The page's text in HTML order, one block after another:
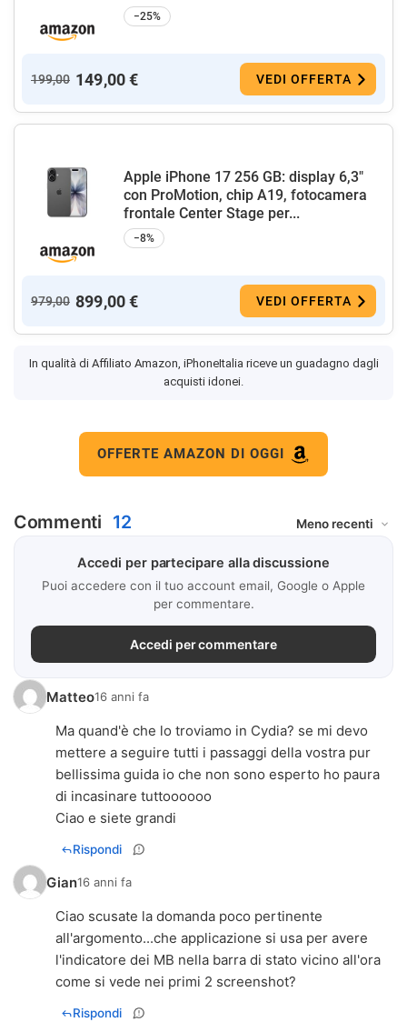
−25%
199,00 149,00 € VEDI OFFERTA
Apple iPhone 17 256 GB: display 6,3"
con ProMotion, chip A19, fotocamera
frontale Center Stage per...
−8%
979,00 899,00 € VEDI OFFERTA
In qualità di Affiliato Amazon, iPhoneItalia riceve un guadagno dagli
acquisti idonei.
OFFERTE AMAZON DI OGGI
Commenti 12
Accedi per partecipare alla discussione
Puoi accedere con il tuo account email, Google o Apple
per commentare.
Accedi per commentare
Matteo16 anni fa
Ma quand'è che lo troviamo in Cydia? se mi devo
mettere a seguire tutti i passaggi della vostra pur
bellissima guida io che non sono esperto ho paura
di incasinare tuttoooooo
Ciao e siete grandi
Rispondi
Gian16 anni fa
Ciao scusate la domanda poco pertinente
all'argomento...che applicazione si usa per avere
l'indicatore dei MB nella barra di stato vicino all'ora
come si vede nei primi 2 screenshot?
Rispondi